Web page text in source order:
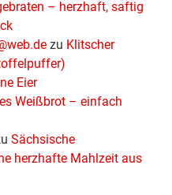
– herzhaft, saftig
zu Klitscher
Eier
Weißbrot – einfach
Sächsische
herzhafte Mahlzeit aus